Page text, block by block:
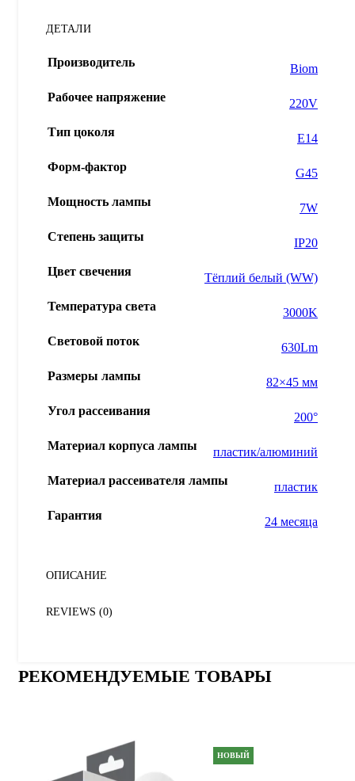
ДЕТАЛИ
Производитель Biom
Рабочее напряжение 220V
Тип цоколя E14
Форм-фактор G45
Мощность лампы 7W
Степень защиты IP20
Цвет свечения Тёплий белый (WW)
Температура света 3000K
Световой поток 630Lm
Размеры лампы 82×45 мм
Угол рассеивания 200°
Материал корпуса лампы пластик/алюминий
Материал рассеивателя лампы пластик
Гарантия 24 месяца
ОПИСАНИЕ
REVIEWS (0)
РЕКОМЕНДУЕМЫЕ ТОВАРЫ
НОВЫЙ